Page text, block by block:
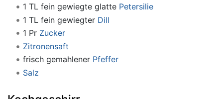
1 TL fein gewiegte glatte Petersilie
1 TL fein gewiegter Dill
1 Pr Zucker
Zitronensaft
frisch gemahlener Pfeffer
Salz